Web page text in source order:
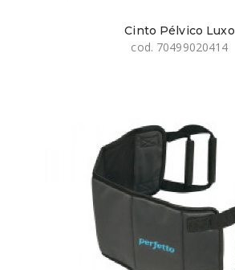
Cinto Pélvico Luxo
cod. 70499020414